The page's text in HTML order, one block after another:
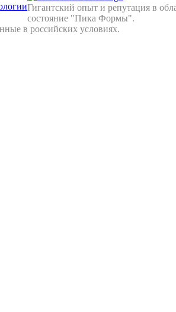
Гигантский опыт и репутация в
состояние "Пика Формы".
в российских условиях.